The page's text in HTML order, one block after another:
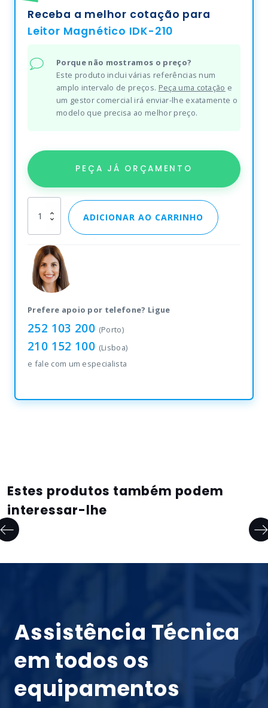
Receba a melhor cotação para
Leitor Magnético IDK-210
Porque não mostramos o preço?
Este produto inclui várias referências num
amplo intervalo de preços. Peça uma cotação e
um gestor comercial irá enviar-lhe exatamente o
modelo que precisa ao melhor preço.
PEÇA JÁ ORÇAMENTO
210
quantity
ADICIONAR AO CARRINHO
Prefere apoio por telefone? Ligue
252 103 200 (Porto)
210 152 100 (Lisboa)
e fale com um especialista
Estes produtos também podem
interessar-lhe
Assistência Técnica
em todos os
equipamentos